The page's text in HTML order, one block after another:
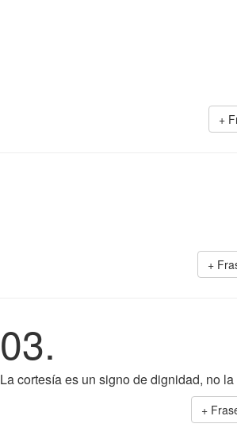
+
+
03.
La cortesía es un signo de dignidad, no
+